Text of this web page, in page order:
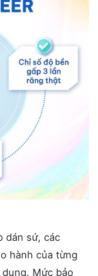
dán sứ, các
hành của từng
Mức bảo